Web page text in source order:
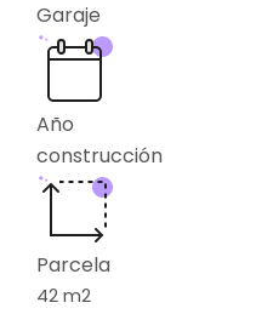
Garaje
Año
construcción
Parcela
42m2